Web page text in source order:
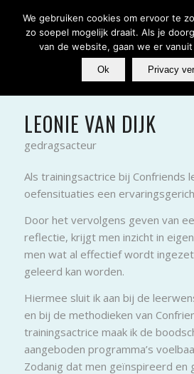
LEONIE VAN DIJK
gedragsacteur
Als trainingsactrice bij Confriends
oefensituaties een
Door het vervolgens geven van
reflectie, krijgt men inzicht in
men wat al effectief wordt
geleerd kan worden.
Hiermee sluit ik aan bij de
en bij de methodieken van
trainingsactrice maak ik de
aangeboden programma’s
Zodanig dat men geïnspireerd
We gebruiken cookies om ervoor te
zo soepel mogelijk draait. Als je
van de website, gaan we er
Ok Privacy